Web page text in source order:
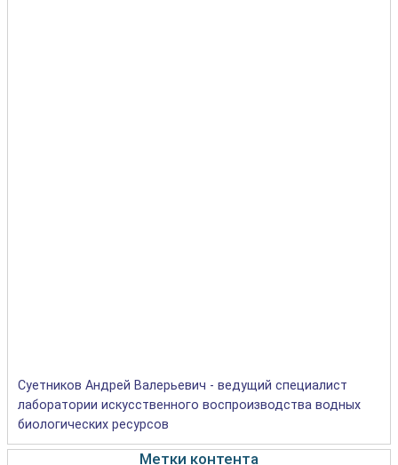
Суетников Андрей Валерьевич - ведущий специалист
лаборатории искусственного воспроизводства водных
биологических ресурсов
Метки контента